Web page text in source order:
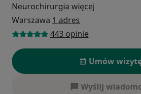
Neurochirurgia więcej
Warszawa 1 adres
443 opinie
Umów
Wyślij